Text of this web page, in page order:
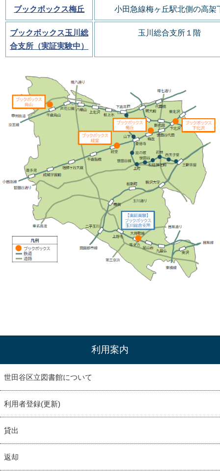
ブックボックス梅丘 小田急線梅ヶ丘駅北側の高架
ブックボックス玉川総
合支所（実証実験中）
玉川総合支所１階
利用案内
世田谷区立図書館について
利用者登録(更新)
貸出
返却